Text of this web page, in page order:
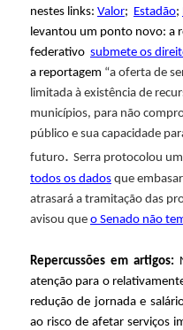
nestes links: Valor; Estadão;
levantou um ponto novo: a
federativo submete os
a reportagem “a oferta de
limitada à existência de
municípios, para não
público e sua capacidade
futuro. Serra protocolou
todos os dados que
atrasará a tramitação das
avisou que o Senado não
Repercussões em artigos:
atenção para o
redução de jornada e
ao risco de afetar serviços